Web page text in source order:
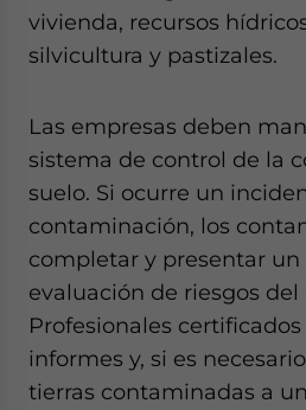
vivienda, recursos
silvicultura y pastizales.
Las empresas deben
sistema de control de la
suelo. Si ocurre un
contaminación, los
completar y presentar
evaluación de riesgos
Profesionales
informes y, si es
tierras contaminadas a